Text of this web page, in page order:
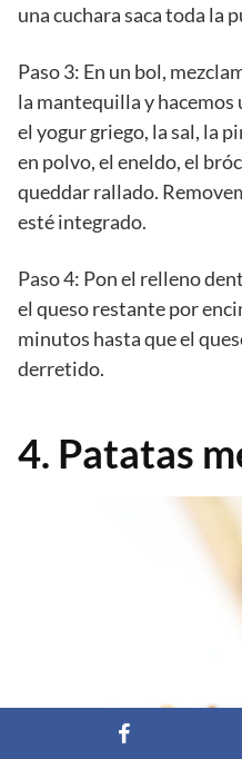
una cuchara saca toda la
Paso 3: En un bol,
la mantequilla y hacemos
el yogur griego, la sal, la
en polvo, el eneldo, el
queddar rallado.
esté integrado.
Paso 4: Pon el relleno
el queso restante por
minutos hasta que el
derretido.
4. Patatas